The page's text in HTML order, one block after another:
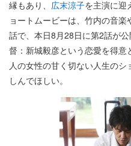
縁もあり、 広末涼子を主演に迎
ョートムービーは、竹内の音
話で、本日8月28日に第2話が
督：新城毅彦という恋愛を得意
人の女性の甘く切ない人生の
しんでほしい。